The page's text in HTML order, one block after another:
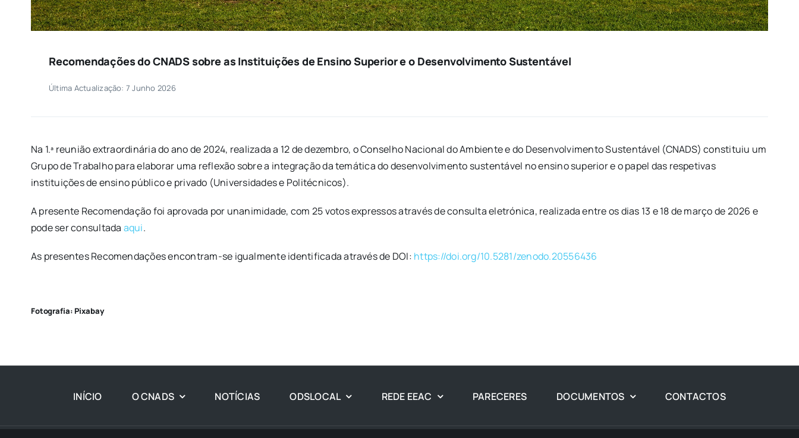
Recomendações do CNADS sobre as Instituições de Ensino Superior e o Desenvolvimento Sustentável
Última Actualização: 7 Junho 2026
Na 1.ª reunião extraordinária do ano de 2024, realizada a 12 de dezembro, o Conselho Nacional do Ambiente e do Desenvolvimento Sustentável (CNADS) constituiu um
Grupo de Trabalho para elaborar uma reflexão sobre a integração da temática do desenvolvimento sustentável no ensino superior e o papel das respetivas
instituições de ensino público e privado (Universidades e Politécnicos).
A presente Recomendação foi aprovada por unanimidade, com 25 votos expressos através de consulta eletrónica, realizada entre os dias 13 e 18 de março de 2026 e
pode ser consultada aqui.
As presentes Recomendações encontram-se igualmente identificada através de DOI: https://doi.org/10.5281/zenodo.20556436
Fotografia: Pixabay
INÍCIO O CNADS NOTÍCIAS ODSLOCAL REDE EEAC PARECERES DOCUMENTOS CONTACTOS